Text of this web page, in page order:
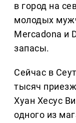
в город на
молодых
Mercadona и
запасы.
Сейчас в
тысяч
Хуан Хесус
одного из